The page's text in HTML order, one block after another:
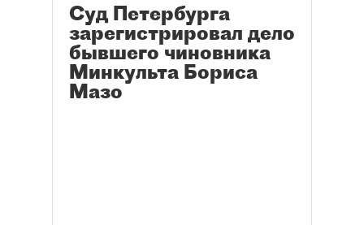
Суд Петербурга
зарегистрировал дело
бывшего чиновника
Минкульта Бориса
Мазо